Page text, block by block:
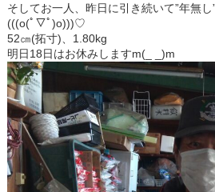
そしてお一人、昨日に引き続いて”年無
(((o(ﾟ▽ﾟ)o)))♡
52㎝(拓寸)、1.80kg
明日18日はお休みしますm(_ _)m